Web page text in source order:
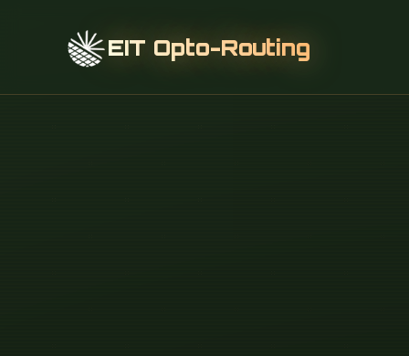
EIT Opto-Routing